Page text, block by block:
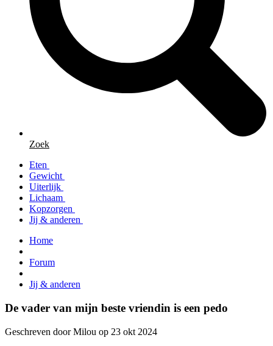
Zoek
Eten
Gewicht
Uiterlijk
Lichaam
Kopzorgen
Jij & anderen
Home
Forum
Jij & anderen
De vader van mijn beste vriendin is een pedo
Geschreven door Milou op 23 okt 2024